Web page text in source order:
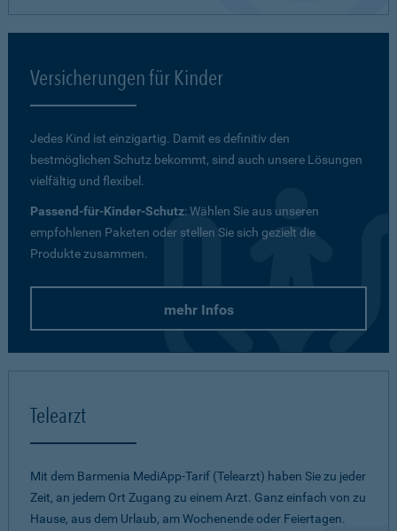
Versicherungen für Kinder
Jedes Kind ist einzigartig. Damit es definitiv den
bestmöglichen Schutz bekommt, sind auch unsere Lösungen
vielfältig und flexibel.
Passend-für-Kinder-Schutz: Wählen Sie aus unseren
empfohlenen Paketen oder stellen Sie sich gezielt die
Produkte zusammen.
mehr Infos
Telearzt
Mit dem Barmenia MediApp-Tarif (Telearzt) haben Sie zu jeder
Zeit, an jedem Ort Zugang zu einem Arzt. Ganz einfach von zu
Hause, aus dem Urlaub, am Wochenende oder Feiertagen.